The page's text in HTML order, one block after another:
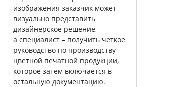
изображения заказчик может
визуально представить
дизайнерское решение,
а специалист – получить четкое
руководство по производству
цветной печатной продукции,
которое затем включается в
остальную документацию.